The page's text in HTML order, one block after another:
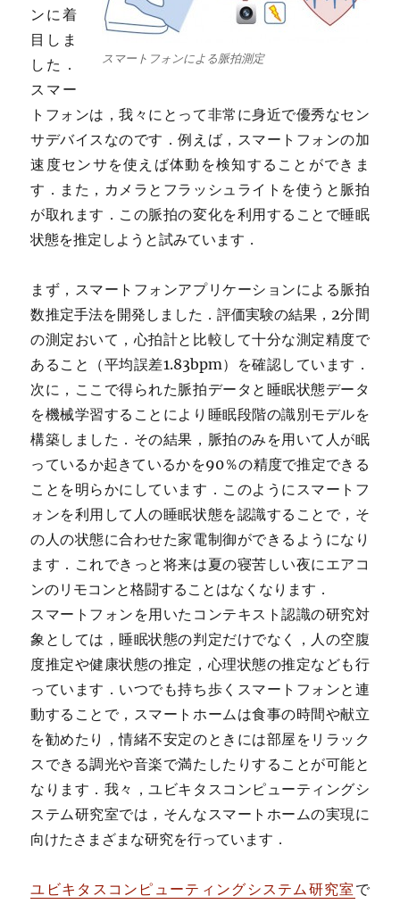
スマートフォンによる脈拍測定
ンに着
目しま
した．
スマー
トフォンは，我々にとって非常に身近で優秀なセン
サデバイスなのです．例えば，スマートフォンの加
速度センサを使えば体動を検知することができま
す．また，カメラとフラッシュライトを使うと脈拍
が取れます．この脈拍の変化を利用することで睡眠
状態を推定しようと試みています．
まず，スマートフォンアプリケーションによる脈拍
数推定手法を開発しました．評価実験の結果，2分間
の測定おいて，心拍計と比較して十分な測定精度で
あること（平均誤差1.83bpm）を確認しています．
次に，ここで得られた脈拍データと睡眠状態データ
を機械学習することにより睡眠段階の識別モデルを
構築しました．その結果，脈拍のみを用いて人が眠
っているか起きているかを90％の精度で推定できる
ことを明らかにしています．このようにスマートフ
ォンを利用して人の睡眠状態を認識することで，そ
の人の状態に合わせた家電制御ができるようになり
ます．これできっと将来は夏の寝苦しい夜にエアコ
ンのリモコンと格闘することはなくなります．
スマートフォンを用いたコンテキスト認識の研究対
象としては，睡眠状態の判定だけでなく，人の空腹
度推定や健康状態の推定，心理状態の推定なども行
っています．いつでも持ち歩くスマートフォンと連
動することで，スマートホームは食事の時間や献立
を勧めたり，情緒不安定のときには部屋をリラック
スできる調光や音楽で満たしたりすることが可能と
なります．我々，ユビキタスコンピューティングシ
ステム研究室では，そんなスマートホームの実現に
向けたさまざまな研究を行っています．
ユビキタスコンピューティングシステム研究室 で